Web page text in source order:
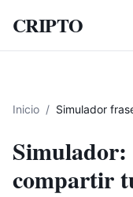
CRIPTO
Inicio / Simulador
Simulador:
compartir